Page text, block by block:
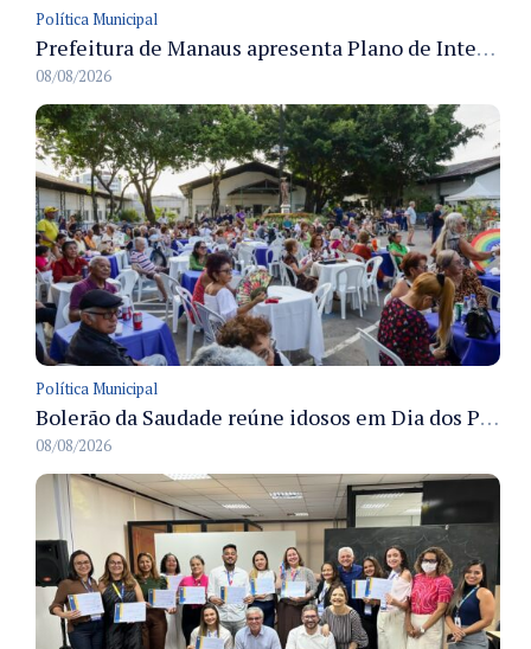
Política Municipal
Prefeitura de Manaus apresenta Plano de Integridade da CGM e qualifica servidores para governança e conformidade no biênio 2027-2028
08/08/2026
Política Municipal
Bolerão da Saudade reúne idosos em Dia dos Pais promovido pela Fundação Dr. Thomas em Manaus
08/08/2026